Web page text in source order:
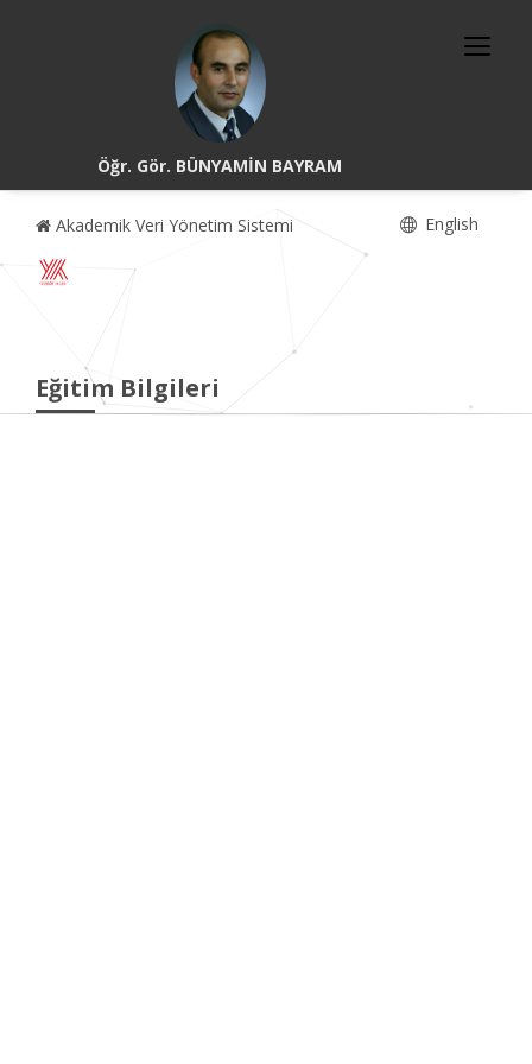
Öğr. Gör. BÜNYAMİN BAYRAM
Akademik Veri Yönetim Sistemi English
Eğitim Bilgileri